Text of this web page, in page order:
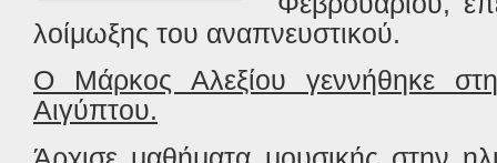
λοίμωξης του αναπνευστικού.
Ο Μάρκος Αλεξίου γεννήθηκε
Αιγύπτου.